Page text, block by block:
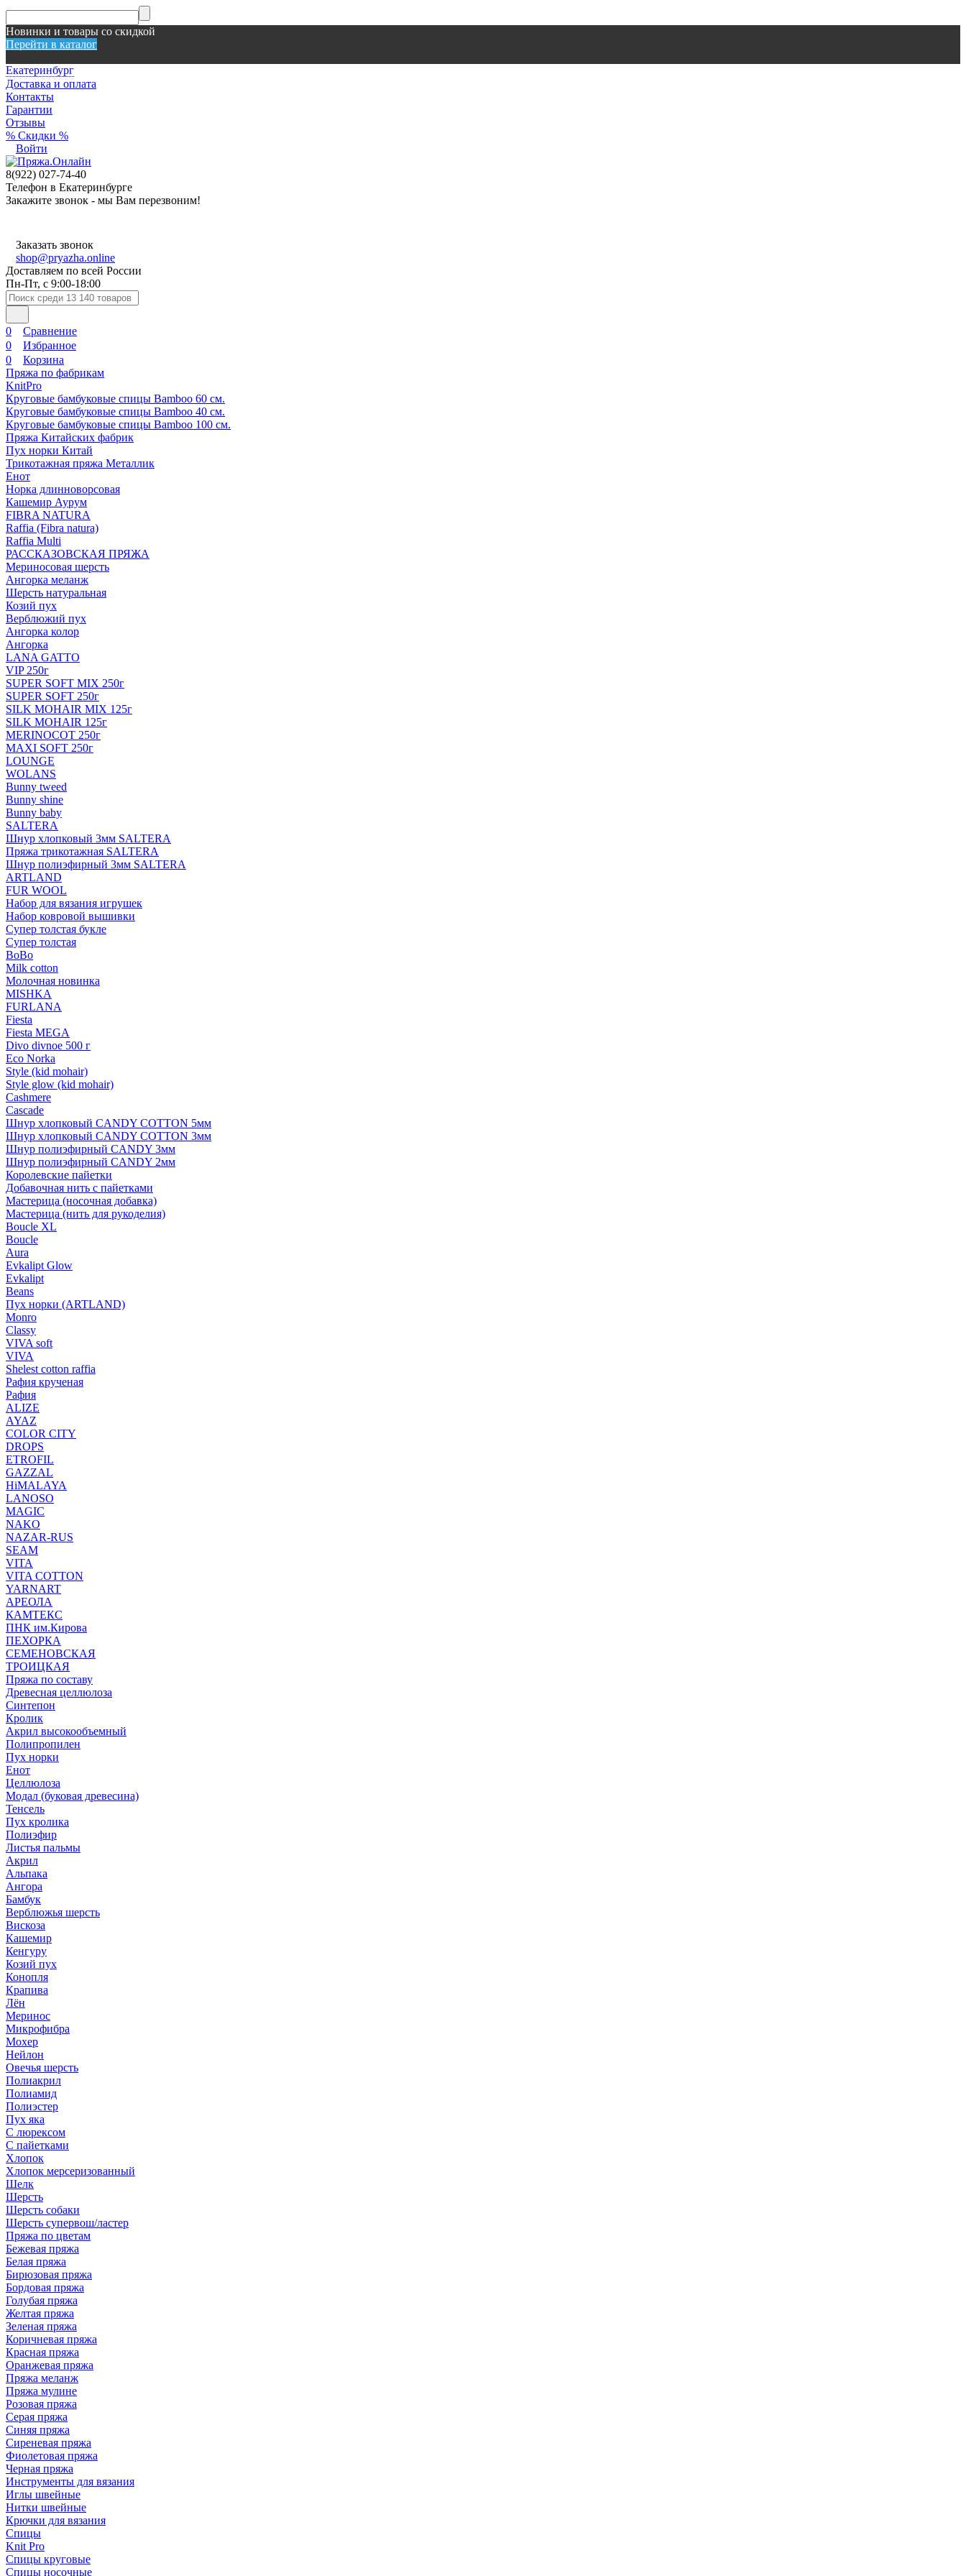
Новинки и товары со скидкой
Перейти в каталог
Екатеринбург
Доставка и оплата
Контакты
Гарантии
Отзывы
% Скидки %
Войти
8(922) 027-74-40
Телефон в Екатеринбурге
Закажите звонок - мы Вам перезвоним!
Заказать звонок
shop@pryazha.online
Доставляем по всей России
Пн-Пт, с 9:00-18:00
0
Сравнение
0
Избранное
0
Корзина
Пряжа по фабрикам
KnitPro
Круговые бамбуковые спицы Bamboo 60 см.
Круговые бамбуковые спицы Bamboo 40 см.
Круговые бамбуковые спицы Bamboo 100 см.
Пряжа Китайских фабрик
Пух норки Китай
Трикотажная пряжа Металлик
Енот
Норка длинноворсовая
Кашемир Аурум
FIBRA NATURA
Raffia (Fibra natura)
Raffia Multi
РАССКАЗОВСКАЯ ПРЯЖА
Мериносовая шерсть
Ангорка меланж
Шерсть натуральная
Козий пух
Верблюжий пух
Ангорка колор
Ангорка
LANA GATTO
VIP 250г
SUPER SOFT MIX 250г
SUPER SOFT 250г
SILK MOHAIR MIX 125г
SILK MOHAIR 125г
MERINOCOT 250г
MAXI SOFT 250г
LOUNGE
WOLANS
Bunny tweed
Bunny shine
Bunny baby
SALTERA
Шнур хлопковый 3мм SALTERA
Пряжа трикотажная SALTERA
Шнур полиэфирный 3мм SALTERA
ARTLAND
FUR WOOL
Набор для вязания игрушек
Набор ковровой вышивки
Супер толстая букле
Супер толстая
BoBo
Milk cotton
Молочная новинка
MISHKA
FURLANA
Fiesta
Fiesta MEGA
Divo divnoe 500 г
Eco Norka
Style (kid mohair)
Style glow (kid mohair)
Cashmere
Cascade
Шнур хлопковый CANDY COTTON 5мм
Шнур хлопковый CANDY COTTON 3мм
Шнур полиэфирный CANDY 3мм
Шнур полиэфирный CANDY 2мм
Королевские пайетки
Добавочная нить с пайетками
Мастерица (носочная добавка)
Мастерица (нить для рукоделия)
Boucle XL
Boucle
Aura
Evkalipt Glow
Evkalipt
Beans
Пух норки (ARTLAND)
Monro
Classy
VIVA soft
VIVA
Shelest cotton raffia
Рафия крученая
Рафия
ALIZE
AYAZ
COLOR CITY
DROPS
ETROFIL
GAZZAL
HiMALAYA
LANOSO
MAGIC
NAKO
NAZAR-RUS
SEAM
VITA
VITA COTTON
YARNART
АРЕОЛА
КАМТЕКС
ПНК им.Кирова
ПЕХОРКА
СЕМЕНОВСКАЯ
ТРОИЦКАЯ
Пряжа по составу
Древесная целлюлоза
Синтепон
Кролик
Акрил высокообъемный
Полипропилен
Пух норки
Енот
Целлюлоза
Модал (буковая древесина)
Тенсель
Пух кролика
Полиэфир
Листья пальмы
Акрил
Альпака
Ангора
Бамбук
Верблюжья шерсть
Вискоза
Кашемир
Кенгуру
Козий пух
Конопля
Крапива
Лён
Меринос
Микрофибра
Мохер
Нейлон
Овечья шерсть
Полиакрил
Полиамид
Полиэстер
Пух яка
С люрексом
С пайетками
Хлопок
Хлопок мерсеризованный
Шелк
Шерсть
Шерсть собаки
Шерсть супервош/ластер
Пряжа по цветам
Бежевая пряжа
Белая пряжа
Бирюзовая пряжа
Бордовая пряжа
Голубая пряжа
Желтая пряжа
Зеленая пряжа
Коричневая пряжа
Красная пряжа
Оранжевая пряжа
Пряжа меланж
Пряжа мулине
Розовая пряжа
Серая пряжа
Синяя пряжа
Сиреневая пряжа
Фиолетовая пряжа
Черная пряжа
Инструменты для вязания
Иглы швейные
Нитки швейные
Крючки для вязания
Спицы
Knit Pro
Спицы круговые
Спицы носочные